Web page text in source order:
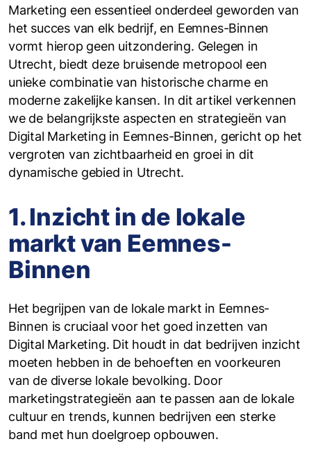
Marketing een essentieel onderdeel geworden van
het succes van elk bedrijf, en Eemnes-Binnen
vormt hierop geen uitzondering. Gelegen in
Utrecht, biedt deze bruisende metropool een
unieke combinatie van historische charme en
moderne zakelijke kansen. In dit artikel verkennen
we de belangrijkste aspecten en strategieën van
Digital Marketing in Eemnes-Binnen, gericht op het
vergroten van zichtbaarheid en groei in dit
dynamische gebied in Utrecht.
1. Inzicht in de lokale
markt van Eemnes-
Binnen
Het begrijpen van de lokale markt in Eemnes-
Binnen is cruciaal voor het goed inzetten van
Digital Marketing. Dit houdt in dat bedrijven inzicht
moeten hebben in de behoeften en voorkeuren
van de diverse lokale bevolking. Door
marketingstrategieën aan te passen aan de lokale
cultuur en trends, kunnen bedrijven een sterke
band met hun doelgroep opbouwen.